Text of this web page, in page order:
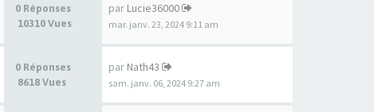
0 Réponses
10310 Vues
par Lucie36000
mar. janv. 23, 2024 9:11 am
0 Réponses
8618 Vues
par Nath43
sam. janv. 06, 2024 9:27 am